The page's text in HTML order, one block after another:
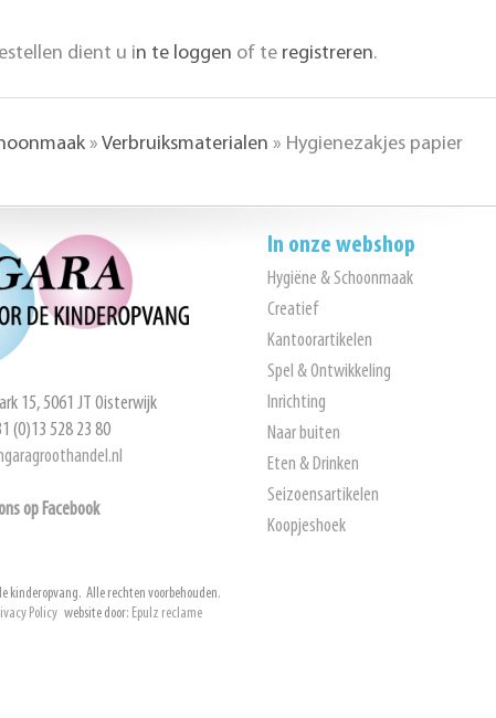
dient u in te loggen of te registreren.
»Verbruiksmaterialen » Hygienezakjes papier
15, 5061 JT Oisterwijk
(0)13 528 23 80
op Facebook
In onze webshop
Hygiëne & Schoonmaak
Creatief
Kantoorartikelen
Spel & Ontwikkeling
Inrichting
Naar buiten
Eten & Drinken
Seizoensartikelen
Koopjeshoek
kinderopvang. Alle rechten voorbehouden.
Policy website door: Epulz reclame